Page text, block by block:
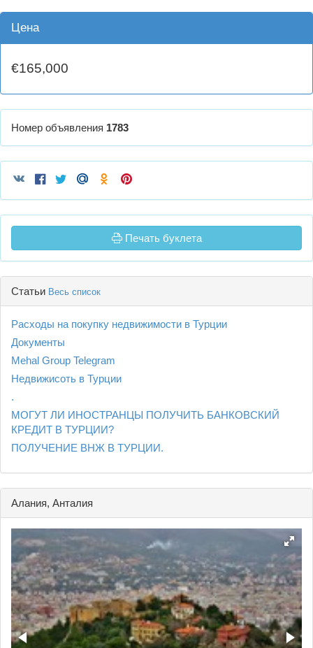
Цена
€165,000
Номер объявления 1783
Печать буклета
Статьи Весь список
Расходы на покупку недвижимости в Турции
Документы
Mehal Group Telegram
Недвижисоть в Турции
.
МОГУТ ЛИ ИНОСТРАНЦЫ ПОЛУЧИТЬ БАНКОВСКИЙ
КРЕДИТ В ТУРЦИИ?
ПОЛУЧЕНИЕ ВНЖ В ТУРЦИИ.
Алания, Анталия